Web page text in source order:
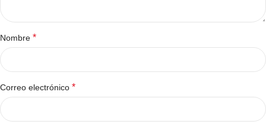
Nombre *
Correo electrónico *